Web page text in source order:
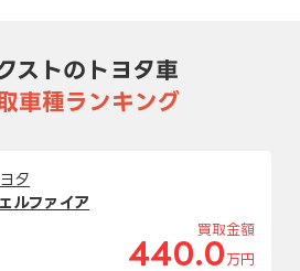
ストのトヨタ車
車種ランキング
タ
ルファイア
買取金額
440.0 万円